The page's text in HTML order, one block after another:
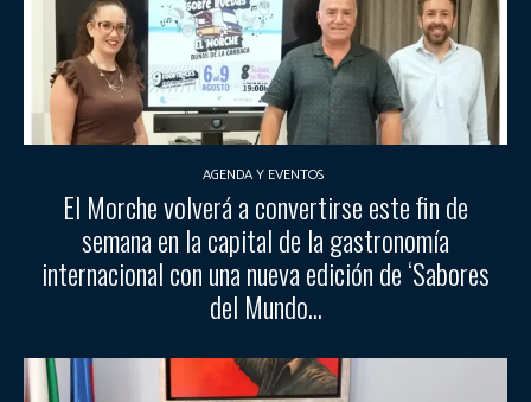
AGENDA Y EVENTOS
El Morche volverá a convertirse este fin de
semana en la capital de la gastronomía
internacional con una nueva edición de ‘Sabores
del Mundo...